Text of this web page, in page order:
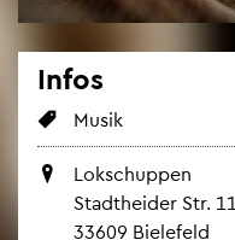
Infos
Musik
Lok­schup­pen
Stadt­hei­der Str. 11
33609 Bie­le­feld